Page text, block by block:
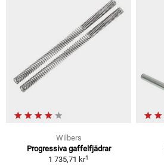
Wilbers
Progressiva gaffelfjädrar
1 735,71 kr1